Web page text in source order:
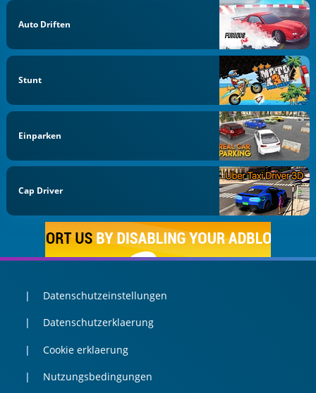
Auto Driften
Stunt
Einparken
Cap Driver
Datenschutzeinstellungen
Datenschutzerklaerung
Cookie erklaerung
Nutzungsbedingungen